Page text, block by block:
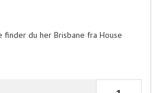
finder du her Brisbane fra House